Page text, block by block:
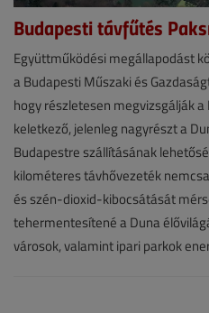
Budapesti távfűtés
Hírek
2026.
július
2.
|
VGF&HKL
online
Együttműködési megállapodást
a Budapesti Műszaki és
hogy részletesen megvizsgálják
keletkező, jelenleg nagyrészt a
Budapestre szállításának
kilométeres távhővezeték
és szén-dioxid-kibocsátását
tehermentesítené a Duna
városok, valamint ipari parkok